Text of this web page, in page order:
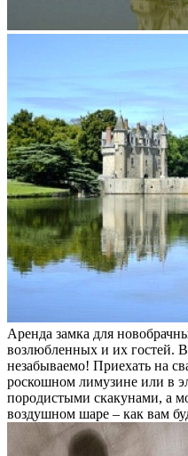
Аренда замка для
возлюбленных и их гостей.
незабываемо! Приехать на
роскошном лимузине или в
породистыми скакунами, а
воздушном шаре – как вам